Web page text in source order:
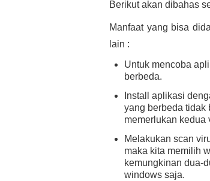
Berikut akan dibahas
Manfaat yang bisa
lain :
Untuk mencoba
berbeda.
Install aplikasi
yang berbeda tidak
memerlukan kedua
Melakukan scan
maka kita memilih
kemungkinan dua-
windows saja.